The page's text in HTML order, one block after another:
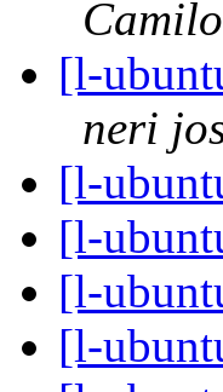
[l-
neri
[l-
[l-
[l-
[l-